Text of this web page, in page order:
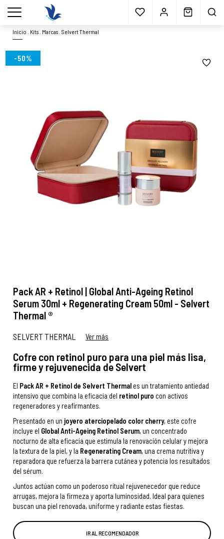
Envío gratisa partir 40€* Muestras gratis Blog
menu
Inicio Kits Marcas .Selvert Thermal
-50%
Pack AR + Retinol | Global Anti-Ageing Retinol
Serum 30ml + Regenerating Cream 50ml - Selvert
Thermal ®
SELVERT THERMAL Ver más
Cofre con retinol puro para una piel más lisa,
firme y rejuvenecida de Selvert
El Pack AR + Retinol de Selvert Thermales un tratamiento antiedad
intensivo que combina la eficacia del retinol puro con activos
regeneradores y reafirmantes.
Presentado en un joyero aterciopelado color cherry, este cofre
incluye el Global Anti-Ageing Retinol Serum, un concentrado
nocturno de alta eficacia que estimula la renovación celular y mejora
la textura de la piel, y la Regenerating Cream, una crema nutritiva y
reparadora que refuerza la barrera cutánea y potencia los resultados
del sérum.
Juntos actúan como un poderoso ritual rejuvenecedor que reduce
arrugas, mejora la firmeza y aporta luminosidad. Ideal para quienes
buscan una piel renovada, uniforme y radiante estas fiestas.
IR AL RECOMENDADOR